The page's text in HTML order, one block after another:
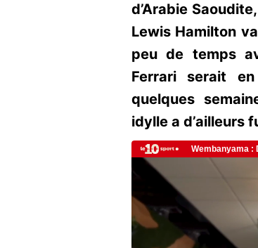
d’Arabie
Lewis Hamilton
peu de temps
Ferrari serait
quelques
idylle a d’ailleurs